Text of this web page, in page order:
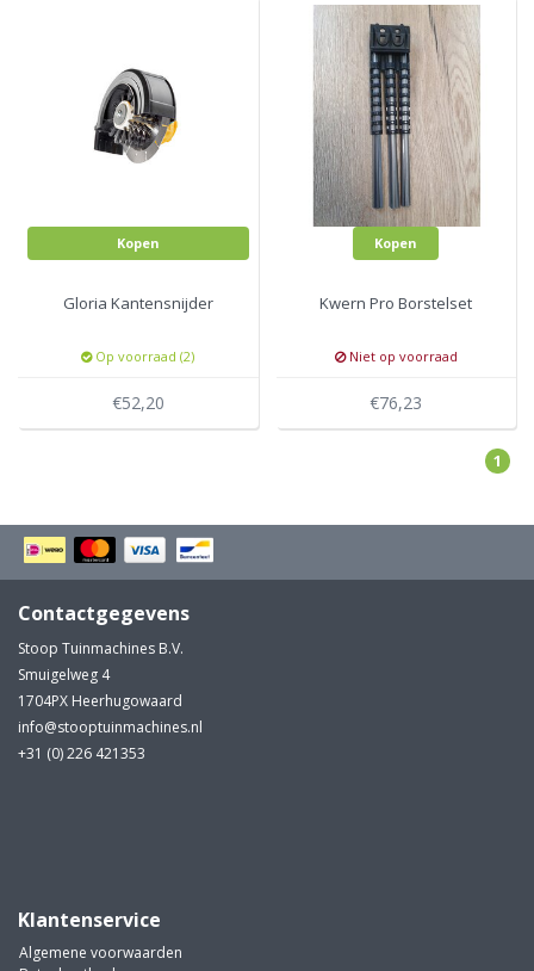
Kopen
Gloria Kantensnijder
Op voorraad (2)
€52,20
Kopen
Kwern Pro Borstelset
Niet op voorraad
€76,23
1
Contactgegevens
Stoop Tuinmachines B.V.
Smuigelweg 4
1704PX Heerhugowaard
info@stooptuinmachines.nl
+31 (0) 226 421353
Klantenservice
Algemene voorwaarden